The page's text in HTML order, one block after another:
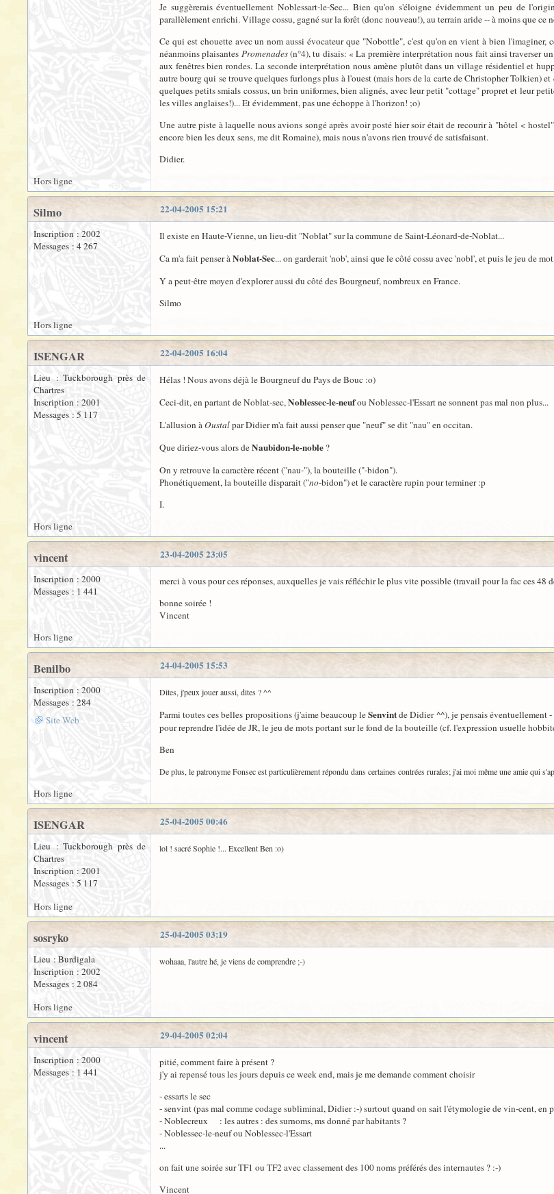
Je suggèrerais éventuellement Noblessart-le-Sec... Bien qu'on s'éloigne évidemment un peu de
parallèlement enrichi. Village cossu, gagné sur la forêt (donc nouveau!), au terrain aride -- à moins que ce
Ce qui est chouette avec un nom aussi évocateur que "Nobottle", c'est qu'on en vient à bien
néanmoins plaisantes Promenades(n°4), tu disais: « La première interprétation nous fait ainsi traverser
aux fenêtres bien rondes. La seconde interprétation nous amène plutôt dans un village résidentiel et
autre bourg qui se trouve quelques furlongs plus à l'ouest (mais hors de la carte de Christopher Tolkien)
quelques petits smials cossus, un brin uniformes, bien alignés, avec leur petit "cottage" propret et leur
les villes anglaises!)... Et évidemment, pas une échoppe à l'horizon! ;o)
Une autre piste à laquelle nous avions songé après avoir posté hier soir était de recourir à "hôtel <
encore bien les deux sens, me dit Romaine), mais nous n'avons rien trouvé de satisfaisant.
Didier.
Hors ligne
22-04-2005 15:21
Silmo
Inscription : 2002
Messages : 4 267
Il existe en Haute-Vienne, un lieu-dit "Noblat" sur la commune de Saint-Léonard-de-Noblat...
Ca m'a fait penser àNoblat-Sec... on garderait 'nob', ainsi que le côté cossu avec 'nobl', et puis le jeu de
Y a peut-être moyen d'explorer aussi du côté des Bourgneuf, nombreux en France.
Silmo
Hors ligne
22-04-2005 16:04
ISENGAR
Lieu : Tuckborough près de
Chartres
Inscription : 2001
Messages : 5 117
Hélas ! Nous avons déjà le Bourgneuf du Pays de Bouc :o)
Ceci-dit, en partant de Noblat-sec,Noblessec-le-neufou Noblessec-l'Essart ne sonnent pas mal non plus...
L'allusion àOustalpar Didier m'a fait aussi penser que "neuf" se dit "nau" en occitan.
Que diriez-vous alors deNaubidon-le-noble ?
On y retrouve la caractère récent ("nau-"), la bouteille ("-bidon").
Phonétiquement, la bouteille disparait ("no-bidon") et le caractère rupin pour terminer :p
I.
Hors ligne
23-04-2005 23:05
vincent
Inscription : 2000
Messages : 1 441
merci à vous pour ces réponses, auxquelles je vais réfléchir le plus vite possible (travail pour la fac ces 48
bonne soirée !
Vincent
Hors ligne
24-04-2005 15:53
Benilbo
Inscription : 2000
Messages : 284
Site Web
Dites, j'peux jouer aussi, dites ? ^^
Parmi toutes ces belles propositions (j'aime beaucoup leSenvintde Didier ^^), je pensais éventuellement
pour reprendre l'idée de JR, le jeu de mots portant sur le fond de la bouteille (cf. l'expression usuelle
Ben
De plus, le patronyme Fonsec est particulièrement répondu dans certaines contrées rurales; j'ai moi même une amie qui
Hors ligne
25-04-2005 00:46
ISENGAR
Lieu : Tuckborough près de
Chartres
Inscription : 2001
Messages : 5 117
lol ! sacré Sophie !... Excellent Ben :o)
Hors ligne
25-04-2005 03:19
sosryko
Lieu : Burdigala
Inscription : 2002
Messages : 2 084
wohaaa, l'autre hé, je viens de comprendre ;-)
Hors ligne
29-04-2005 02:04
vincent
Inscription : 2000
Messages : 1 441
pitié, comment faire à présent ?
j'y ai repensé tous les jours depuis ce week end, mais je me demande comment choisir
- essarts le sec
- senvint (pas mal comme codage subliminal, Didier :-) surtout quand on sait l'étymologie de vin-cent, en
- Noblecreux : les autres : des surnoms, ms donné par habitants ?
- Noblessec-le-neuf ou Noblessec-l'Essart
...
on fait une soirée sur TF1 ou TF2 avec classement des 100 noms préférés des internautes ? :-)
Vincent